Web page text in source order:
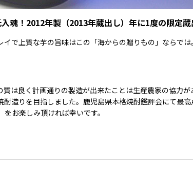
魂！2012年製（2013年蔵出し）年に1度の限定蔵
で上質な芋の旨味はこの「海からの贈りもの」ならで
は良く計画通りの製造が出来たことは生産農家の協力
造りを目指しました。鹿児島県本格焼酎鑑評会にて最
お楽しみ頂ければ幸いです。